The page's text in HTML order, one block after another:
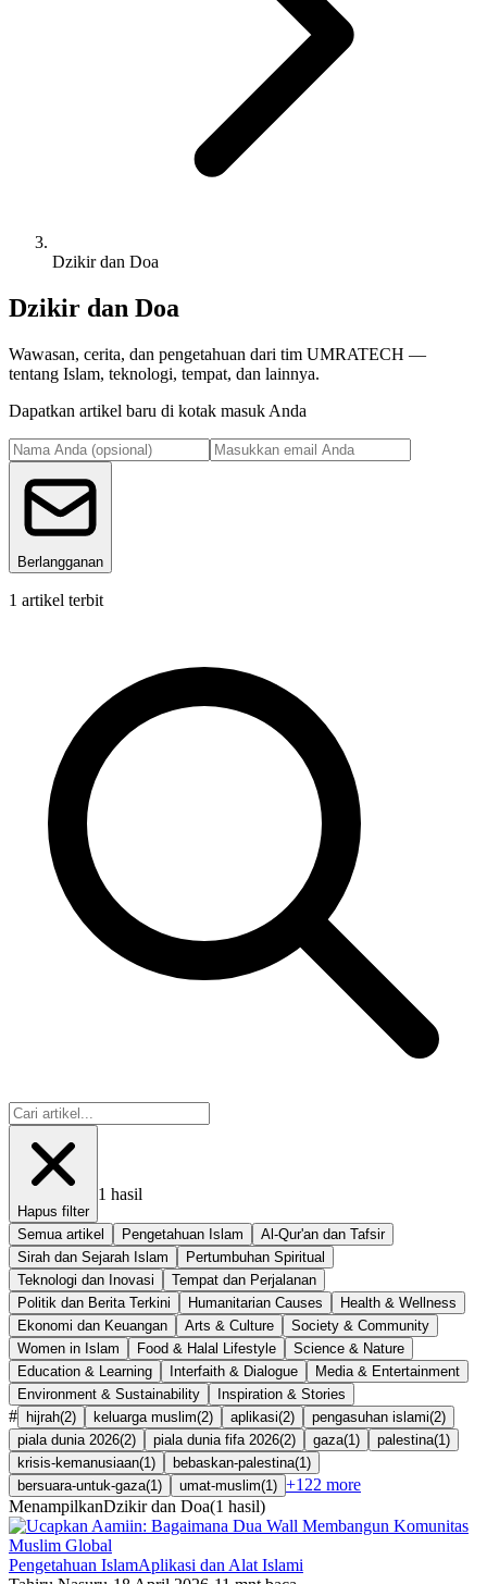
Dzikir dan Doa
Dzikir dan Doa
Wawasan, cerita, dan pengetahuan dari tim UMRATECH —
tentang Islam, teknologi, tempat, dan lainnya.
Dapatkan artikel baru di kotak masuk Anda
Berlangganan
1 artikel terbit
Hapus filter
1 hasil
Semua artikel Pengetahuan Islam
Al-Qur'an dan Tafsir
Sirah dan Sejarah Islam
Pertumbuhan Spiritual
Teknologi dan Inovasi
Tempat dan Perjalanan
Politik dan Berita Terkini
Humanitarian Causes
Health & Wellness
Ekonomi dan Keuangan
Arts & Culture
Society & Community
Women in Islam
Food & Halal Lifestyle
Science & Nature
Education & Learning
Interfaith & Dialogue
Media & Entertainment
Environment & Sustainability
Inspiration & Stories
# hijrah(2) keluarga muslim(2) aplikasi(2) pengasuhan islami(2)
piala dunia 2026(2) piala dunia fifa 2026(2) gaza(1 ) palestina(1 )
krisis-kemanusiaan(1 ) bebaskan-palestina(1 )
bersuara-untuk-gaza(1 ) umat-muslim(1 ) +122 more
MenampilkanDzikir dan Doa(1 hasil)
Pengetahuan IslamAplikasi dan Alat Islami